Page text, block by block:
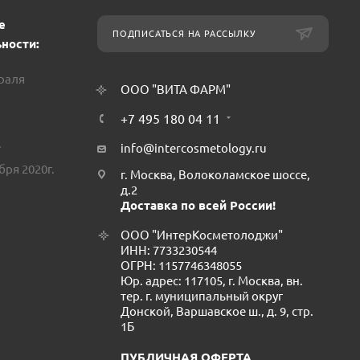
2020г.
ПОДПИСАТЬСЯ НА РАССЫЛКУ
ООО "ВИТА ФАРМ"
+7 495 180 04 11
info@intercosmetology.ru
г. Москва, Волоколамское шоссе,
д.2
Доставка по всей России!
ООО "ИнтерКосметолоджи"
ИНН: 7733230544
ОГРН: 1157746348055
Юр. адрес: 117105, г. Москва, вн.
тер. г. муниципальный округ
Донской, Варшавское ш., д. 9, стр.
1Б
ПУБЛИЧНАЯ ОФЕРТА